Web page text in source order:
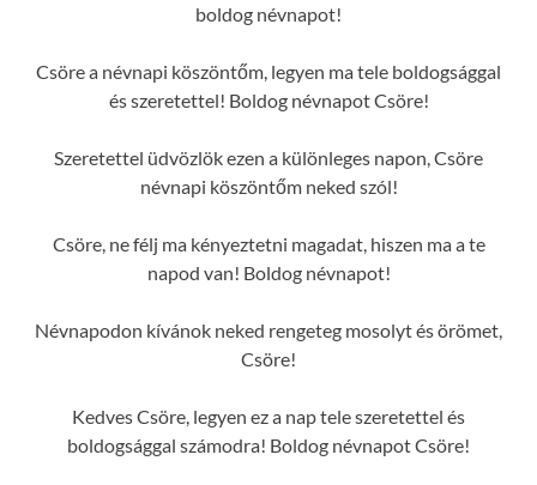
boldog névnapot!
Csöre a névnapi köszöntőm, legyen ma tele boldogsággal
és szeretettel! Boldog névnapot Csöre!
Szeretettel üdvözlök ezen a különleges napon, Csöre
névnapi köszöntőm neked szól!
Csöre, ne félj ma kényeztetni magadat, hiszen ma a te
napod van! Boldog névnapot!
Névnapodon kívánok neked rengeteg mosolyt és örömet,
Csöre!
Kedves Csöre, legyen ez a nap tele szeretettel és
boldogsággal számodra! Boldog névnapot Csöre!